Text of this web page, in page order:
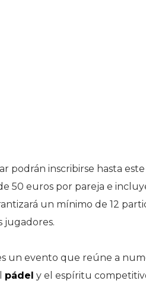
podrán inscribirse hasta
50 euros por pareja e
un mínimo de 12
jugadores.
un evento que reúne a
pádel y el espíritu